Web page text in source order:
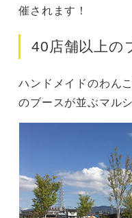
催されます！
40店舗以上の
ハンドメイドのわん
のブースが並ぶマル